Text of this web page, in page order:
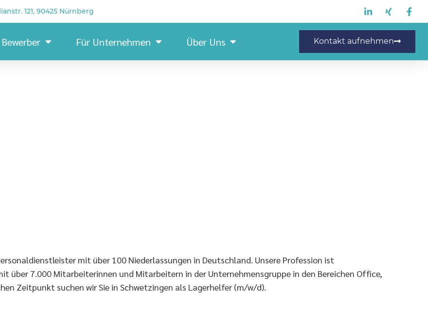
121, 90425 Nürnberg
Für Unternehmen Über Uns Kontakt aufnehmen
mit über 100 Niederlassungen in Deutschland. Unsere Profession ist
über 7.000 Mitarbeiterinnen und Mitarbeitern in der Unternehmensgruppe in den Bereichen Office,
Zeitpunkt suchen wir Sie in Schwetzingen als Lagerhelfer (m/w/d).